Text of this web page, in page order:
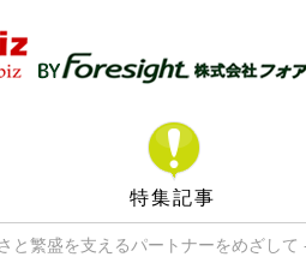
特集記事
と繁盛を支えるパートナーをめざし